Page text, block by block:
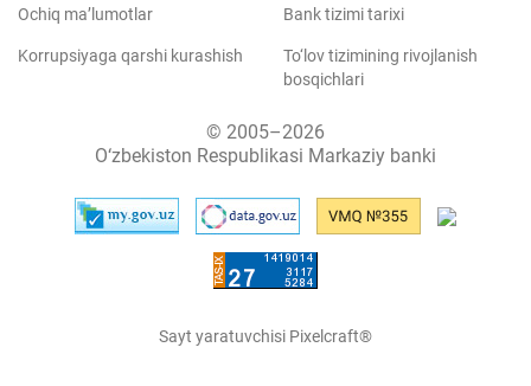
Ochiq ma’lumotlar
Korrupsiyaga qarshi kurashish
Bank tizimi tarixi
To‘lov tizimining rivojlanish
bosqichlari
© 2005–2026
O‘zbekiston Respublikasi Markaziy banki
Sayt yaratuvchisi Pixelcraft®